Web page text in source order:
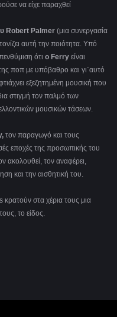
να είχε παραχθεί
Robert Palmer (μια συνεργασία
αυτή την ποιότητα. Υπό
ότι ο Ferry είναι
ποπ με υπόβαθρο και γι΄αυτό
εξεζητημένη μουσική που
στιγμή τον παλμό των
μουσικών τάσεων.
, τον παραγωγό και τους
εποχές της προσωπικής του
ακολουθεί, τον αναφέρει,
και την αισθητική του.
s κρατούν στα χέρια τους μια
το είδος.